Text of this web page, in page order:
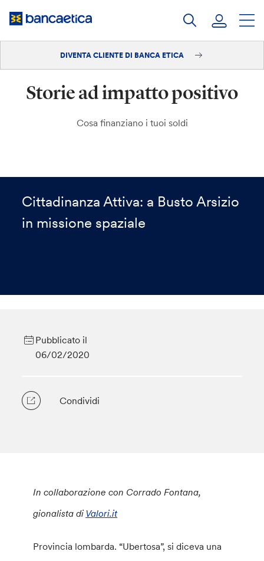
Diventa cliente
DIVENTA CLIENTE DI BANCA ETICA
Storie ad impatto positivo
Cosa finanziano i tuoi soldi
Cittadinanza Attiva: a Busto Arsizio
in missione spaziale
Pubblicato il
06/02/2020
Condividi
In collaborazione con Corrado Fontana,
gionalista di Valori.it
Provincia lombarda. “Ubertosa”, si diceva una